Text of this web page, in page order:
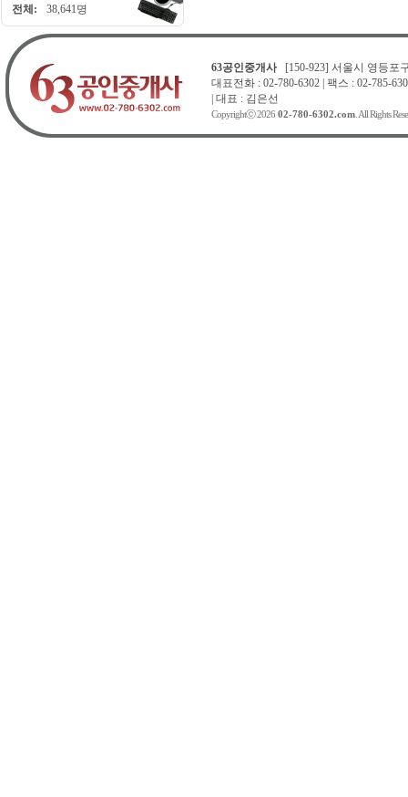
전체:
38,641명
63공인중개사[150-923] 서울시 영등포
대표전화 : 02-780-6302 | 팩스 : 02-785-
| 대표 : 김은선
Copyrightⓒ 2026 02-780-6302.com. All Rights